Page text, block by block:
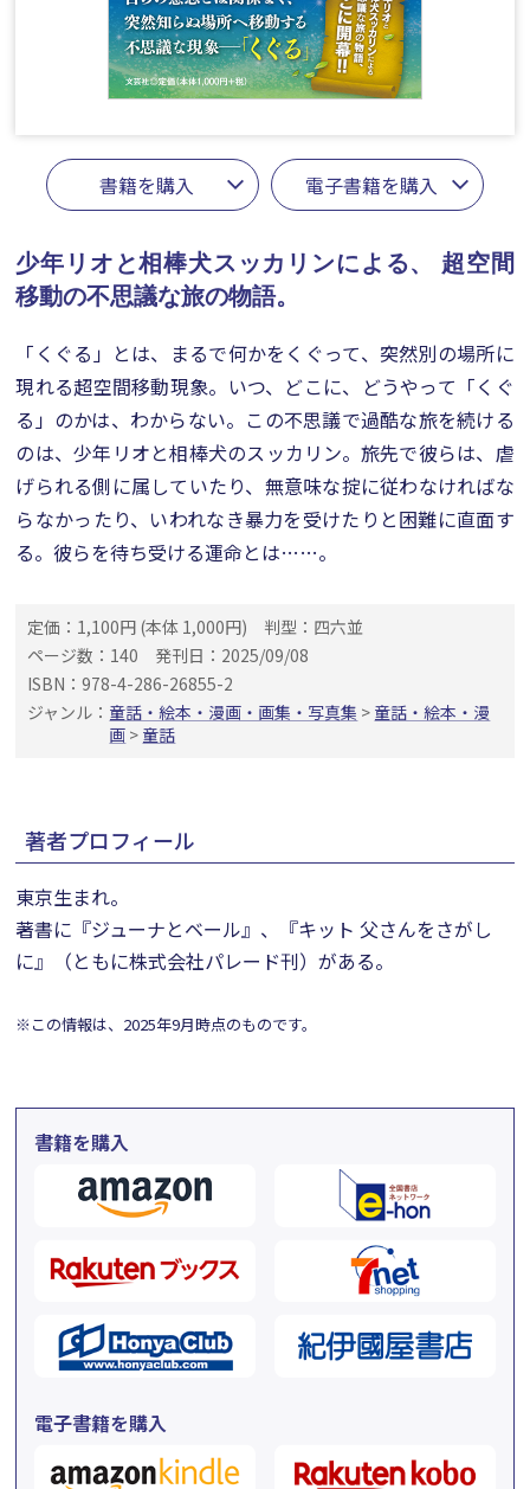
書籍を購入 電子書籍を購入
少年リオと相棒犬スッカリンによる、
超空間
移動の不思議な旅の物語。
「くぐる」とは、まるで何かをくぐって、突然別の場所に
現れる超空間移動現象。いつ、どこに、どうやって「くぐ
る」のかは、わからない。この不思議で過酷な旅を続ける
のは、少年リオと相棒犬のスッカリン。旅先で彼らは、虐
げられる側に属していたり、無意味な掟に従わなければな
らなかったり、いわれなき暴力を受けたりと困難に直面す
る。彼らを待ち受ける運命とは……。
定価：1,100円 (本体 1,000円)
判型：四六並
ページ数：140
発刊日：2025/09/08
ISBN：978-4-286-26855-2
ジャンル： 童話・絵本・漫画・画集・写真集 > 童話・絵本・漫
画 > 童話
著者プロフィール
東京生まれ。
著書に『ジューナとベール』、『キット 父さんをさがし
に』（ともに株式会社パレード刊）がある。
※この情報は、2025年9月時点のものです。
書籍を購入
電子書籍を購入